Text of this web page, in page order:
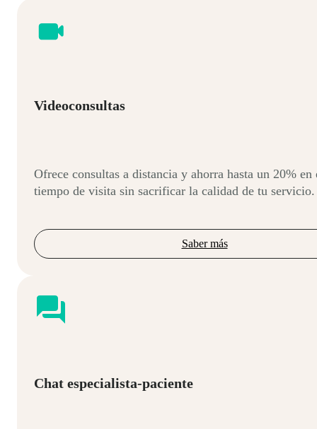
Videoconsultas
Ofrece consultas a distancia y ahorra hasta un 20% en
tiempo de visita sin sacrificar la calidad de tu servicio.
Saber más
Chat especialista-paciente